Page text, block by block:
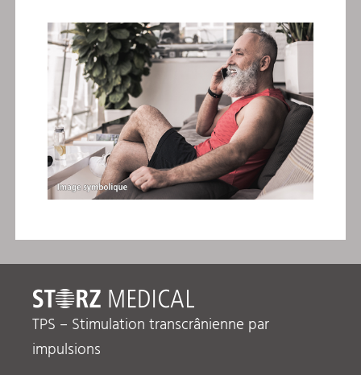
TPS – Stimulation transcrânienne par
impulsions